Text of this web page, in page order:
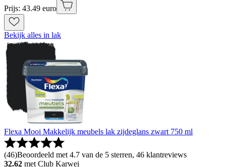
Prijs: 43.49 euro
Bekijk alles in lak
Flexa Mooi Makkelijk meubels lak zijdeglans zwart 750 ml
(46)Beoordeeld met 4.7 van de 5 sterren, 46 klantreviews
32.62 met Club Karwei